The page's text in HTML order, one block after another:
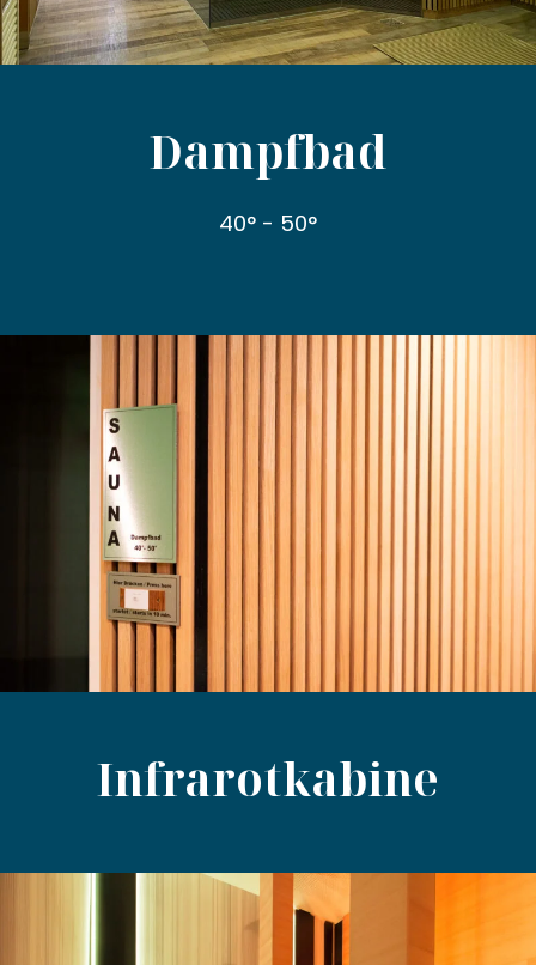
Dampfbad
40° - 50°
Infrarotkabine